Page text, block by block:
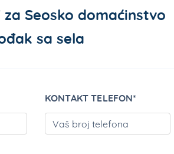
za Seosko domaćinstvo
sa sela
PLEASE LEAVE THIS FIELD EMPTY.
KONTAKT TELEFON*